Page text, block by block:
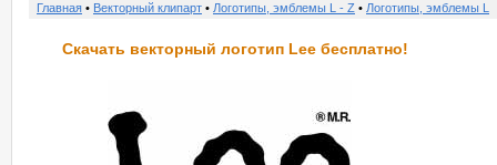
Главная • Векторный клипарт • Логотипы, эмблемы L - Z • Логотипы, эмблемы L
Скачать векторный логотип Lee бесплатно!